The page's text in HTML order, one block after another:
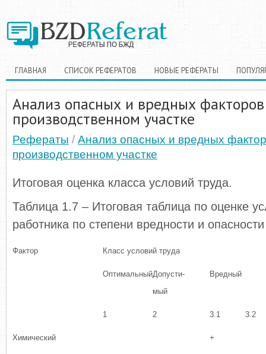
ГЛАВНАЯ СПИСОК РЕФЕРАТОВ НОВЫЕ РЕФЕРАТЫ
Анализ опасных и вредных
производственном участке
Рефераты / Анализ опасных и вредных
производственном участке
Итоговая оценка класса условий труда.
Таблица 1.7 – Итоговая таблица по оценке
работника по степени вредности и опасности
Фактор Класс условий труда
ОптимальныйДопусти-
мый
Вредный
1 2 3.1 3.2
Химический +